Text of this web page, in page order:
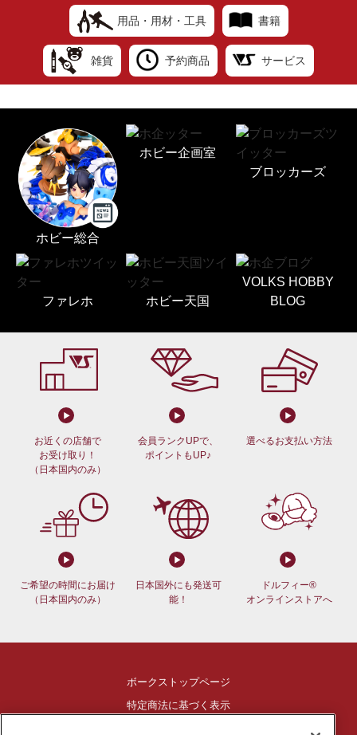
用品・用材・工具 書籍
雑貨 予約商品 サービス
ホビー総合
ホビー企画室
ブロッカーズ
ファレホ ホビー天国
VOLKS HOBBY
BLOG
お近くの店舗で
お受け取り！
（日本国内のみ）
会員ランクUPで、
ポイントもUP♪
選べるお支払い方法
ご希望の時間にお届け
（日本国内のみ）
日本国外にも発送可
能！
ドルフィー®
オンラインストアへ
ボークストップページ
特定商法に基づく表示